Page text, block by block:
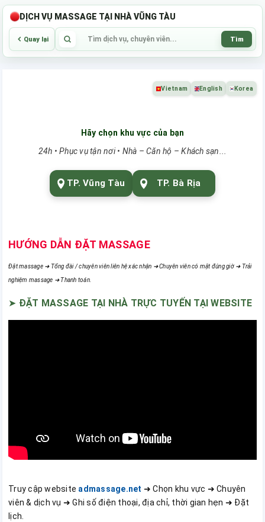
DỊCH VỤ MASSAGE TẠI NHÀ VŨNG TÀU
Quay lại Tìm
Vietnam English Korea
Hãy chọn khu vực của bạn
24h • Phục vụ tận nơi • Nhà – Căn hộ – Khách sạn...
TP. Vũng Tàu TP. Bà Rịa
HƯỚNG DẪN ĐẶT MASSAGE
Đặt massage ➜ Tổng đài / chuyên viên liên hệ xác nhận ➜ Chuyên viên có mặt đúng giờ ➜ Trải
nghiệm massage ➜ Thanh toán.
➤ ĐẶT MASSAGE TẠI NHÀ TRỰC TUYẾN TẠI WEBSITE
Truy cập website admassage.net ➜ Chọn khu vực ➜ Chuyên
viên & dịch vụ ➜ Ghi số điện thoại, địa chỉ, thời gian hẹn ➜ Đặt
lịch.